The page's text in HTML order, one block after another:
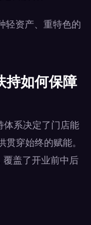
轻资产、重特色的
持如何保障
体系决定了门店能
穿始终的赋能。
覆盖了开业前中后